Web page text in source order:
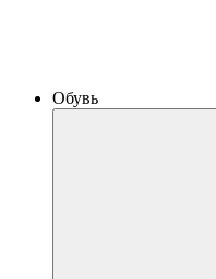
Обувь